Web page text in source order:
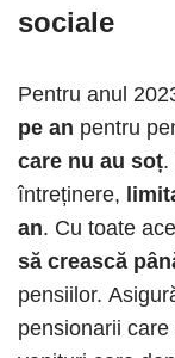
sociale
Pentru anul
pe an pentru
care nu au soț.
întreținere,
an. Cu toate
să crească
pensiilor.
pensionarii